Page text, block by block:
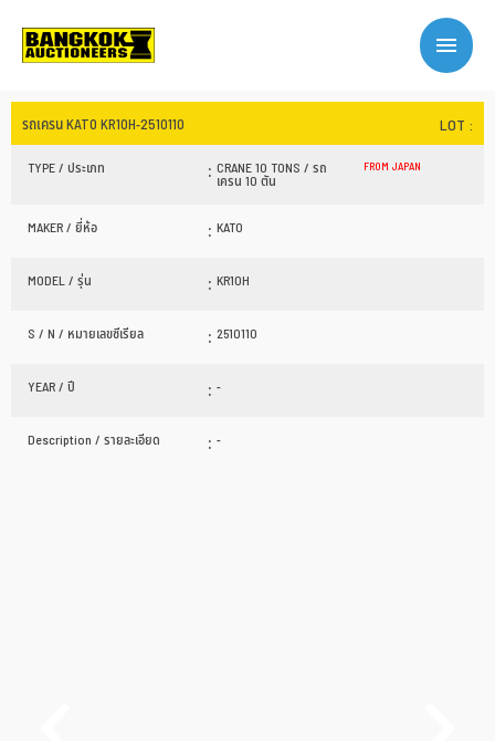
รถเครน KATO KR10H-2510110 LOT :
TYPE / ประเภท : CRANE 10 TONS / รถ
เครน 10 ตัน
FROM JAPAN
MAKER / ยี่ห้อ : KATO
MODEL / รุ่น : KR10H
S / N / หมายเลขซีเรียล : 2510110
YEAR / ปี : -
Description / รายละเอียด : -